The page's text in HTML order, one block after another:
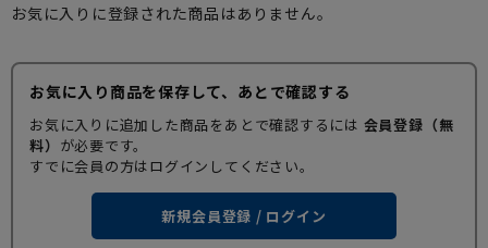
お気に入りに登録された商品はありません。
お気に入り商品を保存して、あとで確認する
お気に入りに追加した商品をあとで確認するには 会員登録（無
料） が必要です。
すでに会員の方はログインしてください。
新規会員登録 / ログイン